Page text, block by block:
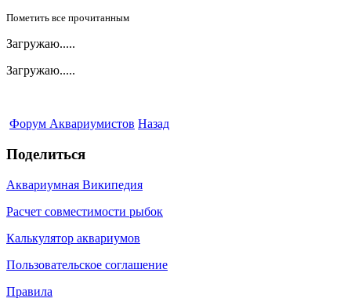
Пометить все прочитанным
Загружаю.....
Загружаю.....
Форум Аквариумистов Назад
Поделиться
Аквариумная Википедия
Расчет совместимости рыбок
Калькулятор аквариумов
Пользовательское соглашение
Правила